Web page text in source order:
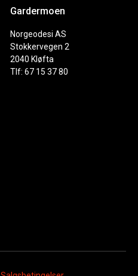
Gardermoen
Norgeodesi AS
Stokkervegen 2
2040 Kløfta
Tlf: 67 15 37 80